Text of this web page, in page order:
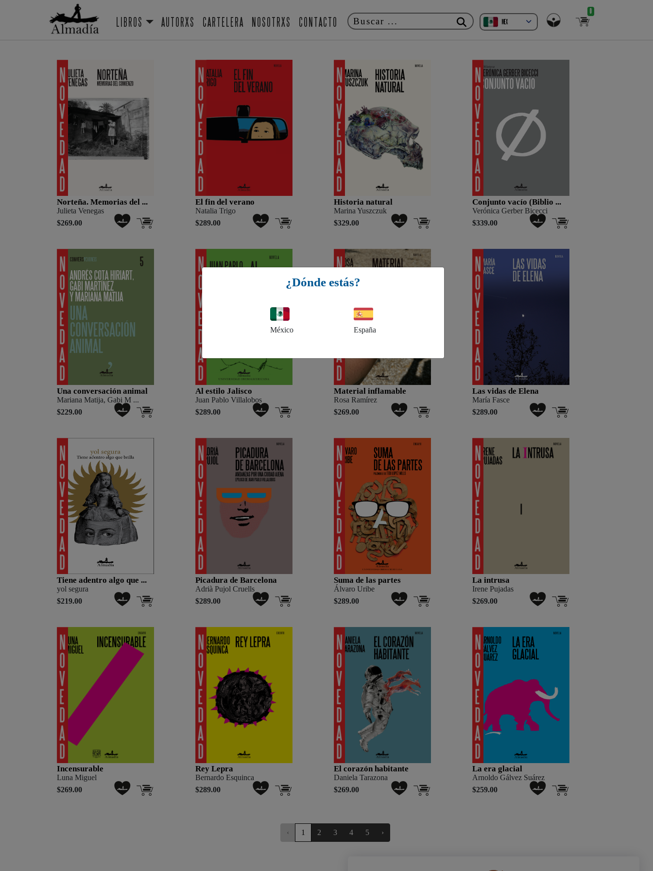
LIBROS AUTORXS CARTELERA NOSOTRXS CONTACTO MEX
0
Norteña. Memorias del ...
Julieta Venegas
$269.00
El fin del verano
Natalia Trigo
$289.00
Historia natural
Marina Yuszczuk
$329.00
Conjunto vacío (Biblio ...
Verónica Gerber Bicecci
$339.00
Una conversación animal
Mariana Matija, Gabi M ...
$229.00
Al estilo Jalisco
Juan Pablo Villalobos
$289.00
Material inflamable
Rosa Ramírez
$269.00
Las vidas de Elena
María Fasce
$289.00
Tiene adentro algo que ...
yol segura
$219.00
Picadura de Barcelona
Adrià Pujol Cruells
$289.00
Suma de las partes
Álvaro Uribe
$289.00
La intrusa
Irene Pujadas
$269.00
Incensurable
Luna Miguel
$269.00
Rey Lepra
Bernardo Esquinca
$289.00
El corazón habitante
Daniela Tarazona
$269.00
La era glacial
Arnoldo Gálvez Suárez
$259.00
‹ 1 2 3 4 5 ›
¿Dónde estás?
México España